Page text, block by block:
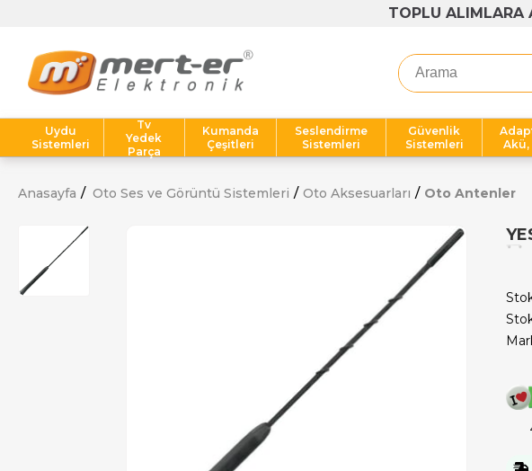
1000 TL
Uydu
Sistemleri
Tv
Yedek
Parça
Kumanda
Çeşitleri
Seslendirme
Sistemleri
Güvenlik
Sistemleri
Akü,
Anasayfa Oto Ses ve Görüntü Sistemleri Oto Aksesuarları Oto Antenler